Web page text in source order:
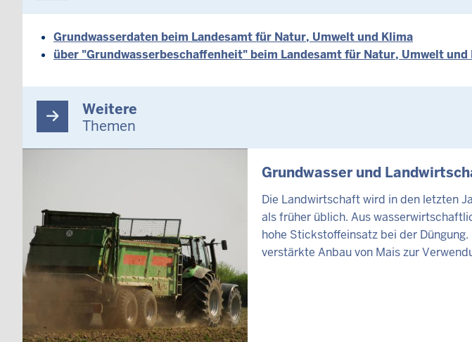
Grundwasserdaten beim Landesamt für Natur, Umwelt und Klima
über "Grundwasserbeschaffenheit" beim Landesamt für Natur, Umwelt und
Weitere
Themen
INHALTSSEITE
Grundwasser und
Die Landwirtschaft wird in den letzten
als früher üblich. Aus
hohe Stickstoffeinsatz bei der
verstärkte Anbau von Mais zur